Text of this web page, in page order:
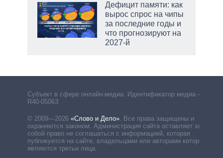
Дефицит памяти: как
вырос спрос на чипы
за последние годы и
что прогнозируют на
2027-й
Субъект в сфере онлайн-медиа. Идентификатор медиа –
R40-05063
© 2009—2026 «Слово и Дело». Все права защищены и
охраняются законом. Администрация сайта оставляет за
собой право не соглашаться с информацией, которая
публикуется на сайте, владельцами или авторами которой
являются третьи лица.